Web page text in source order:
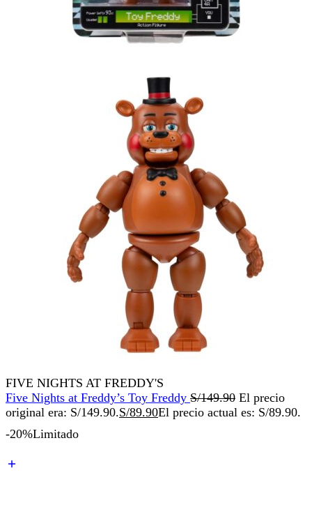
FIVE NIGHTS AT FREDDY'S
Five Nights at Freddy’s Toy Freddy S/149.90 El precio
original era: S/149.90.S/89.90El precio actual es: S/89.90.
-20%Limitado